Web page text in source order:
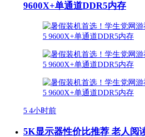
9600X+单通道DDR5内存
5 4小时前
5K显示器性价比推荐 老人阅